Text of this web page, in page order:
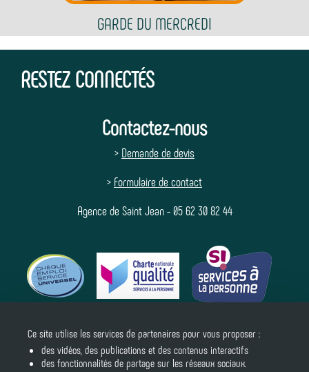
GARDE DU MERCREDI
RESTEZ CONNECTÉS
Contactez-nous
> Demande de devis
> Formulaire de contact
Agence de Saint Jean - 05 62 30 82 44
Suivez-nous
Ce site utilise les services de partenaires pour vous proposer :
des vidéos, des publications et des contenus interactifs
des fonctionnalités de partage sur les réseaux sociaux.